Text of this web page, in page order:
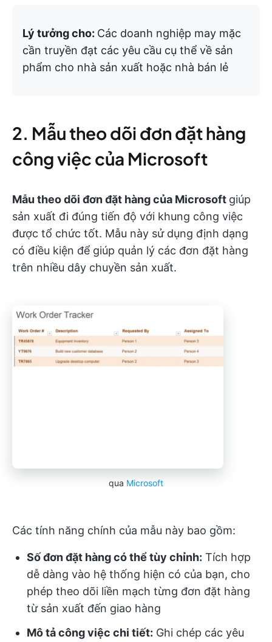
Lý tưởng cho: Các doanh nghiệp may mặc
cần truyền đạt các yêu cầu cụ thể về sản
phẩm cho nhà sản xuất hoặc nhà bán lẻ
2. Mẫu theo dõi đơn đặt hàng
công việc của Microsoft
Mẫu theo dõi đơn đặt hàng của Microsoft giúp
sản xuất đi đúng tiến độ với khung công việc
được tổ chức tốt. Mẫu này sử dụng định dạng
có điều kiện để giúp quản lý các đơn đặt hàng
trên nhiều dây chuyền sản xuất.
qua Microsoft
Các tính năng chính của mẫu này bao gồm:
Số đơn đặt hàng có thể tùy chỉnh: Tích hợp
dễ dàng vào hệ thống hiện có của bạn, cho
phép theo dõi liền mạch từng đơn đặt hàng
từ sản xuất đến giao hàng
Mô tả công việc chi tiết: Ghi chép các yêu